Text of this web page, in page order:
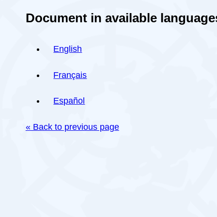
Document in available
English
Français
Español
« Back to previous page